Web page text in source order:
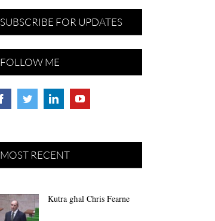
SUBSCRIBE FOR UPDATES
FOLLOW ME
MOST RECENT
Kutra għal Chris Fearne